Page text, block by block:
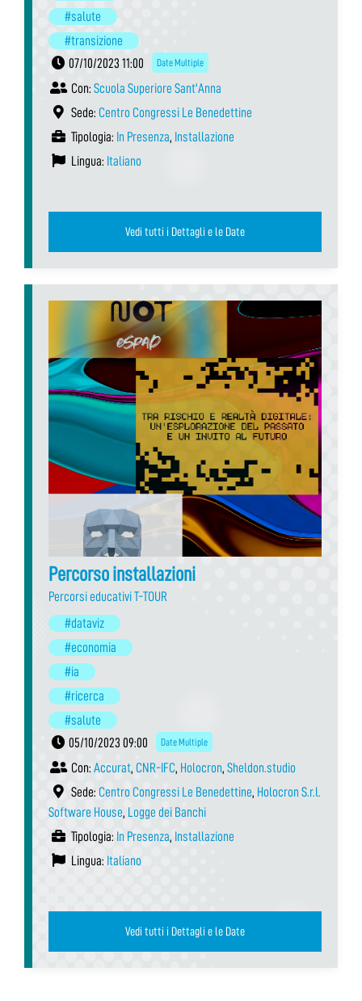
#salute
#transizione
07/10/2023 11:00
Date Multiple
Con: Scuola Superiore Sant'Anna
Sede: Centro Congressi Le Benedettine
Tipologia: In Presenza, Installazione
Lingua: Italiano
Vedi tutti i Dettagli e le Date
Percorso installazioni
Percorsi educativi T-TOUR
#dataviz
#economia
#ia
#ricerca
#salute
05/10/2023 09:00
Date Multiple
Con: Accurat, CNR-IFC, Holocron, Sheldon.studio
Sede: Centro Congressi Le Benedettine, Holocron S.r.l.
Software House, Logge dei Banchi
Tipologia: In Presenza, Installazione
Lingua: Italiano
Vedi tutti i Dettagli e le Date